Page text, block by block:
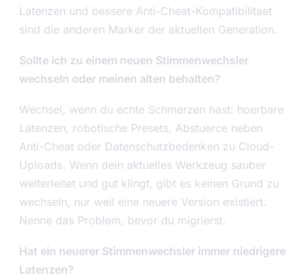
Latenzen und bessere Anti-Cheat-Kompatibilitaet
sind die anderen Marker der aktuellen Generation.
Sollte ich zu einem neuen Stimmenwechsler
wechseln oder meinen alten behalten?
Wechsel, wenn du echte Schmerzen hast: hoerbare
Latenzen, robotische Presets, Abstuerce neben
Anti-Cheat oder Datenschutzbedenken zu Cloud-
Uploads. Wenn dein aktuelles Werkzeug sauber
weiterleitet und gut klingt, gibt es keinen Grund zu
wechseln, nur weil eine neuere Version existiert.
Nenne das Problem, bevor du migrierst.
Hat ein neuerer Stimmenwechsler immer niedrigere
Latenzen?